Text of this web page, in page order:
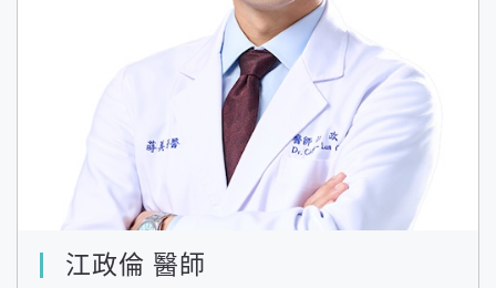
江政倫 醫師